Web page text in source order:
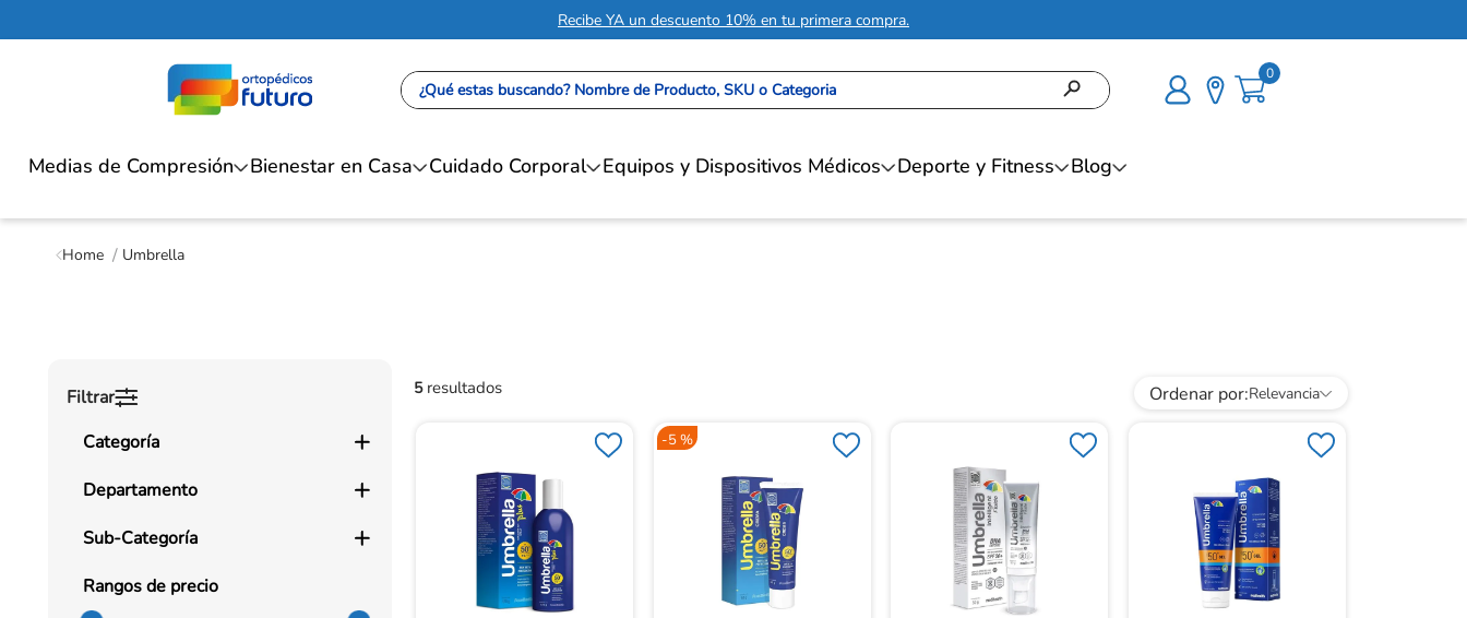
Recibe YA un descuento 10% en tu primera compra.
¿Qué estas buscando? Nombre de Producto, SKU o Categoria 0
Medias de Compresión Bienestar en Casa Cuidado Corporal Equipos y Dispositivos Médicos Deporte y Fitness Blog
Umbrella
Filtrar
Categoría
Departamento
Sub-Categoría
Rangos de precio
5 Ordenar por Relevancia
-5 %